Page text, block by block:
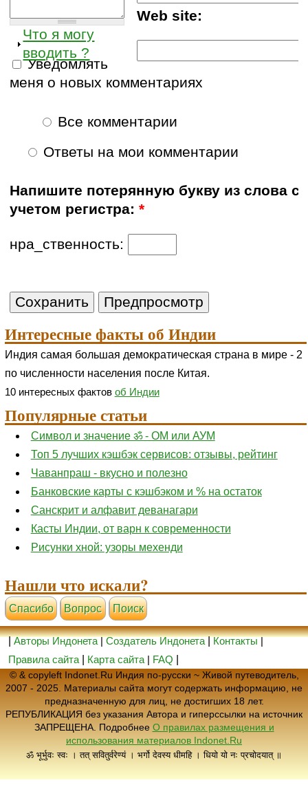
Web site:
Что я могу
вводить ?
Уведомлять
меня о новых комментариях
Все комментарии
Ответы на мои комментарии
Напишите потерянную букву из слова с
учетом регистра:*
нра_ственность:
Интересные факты об Индии
Индия самая большая демократическая страна в мире - 2
по численности населения после Китая.
10 интересных фактов об Индии
Популярные статьи
Символ и значение ॐ - ОМ или АУМ
Топ 5 лучших кэшбэк сервисов: отзывы, рейтинг
Чаванпраш - вкусно и полезно
Банковские карты с кэшбэком и % на остаток
Санскрит и алфавит деванагари
Касты Индии, от варн к современности
Рисунки хной: узоры мехенди
Нашли что искали?
Cпасибо Вопрос Поиск
|Авторы Индонета|Создатель Индонета|Контакты|
Правила сайта
Карта сайта | FAQ
© & copyleft Indonet.Ru Индия по-русски ~ Живой путеводитель,
2007 - 2025. Материалы сайта могут содержать информацию, не
предназначенную для лиц, не достигших 18 лет.
РЕПУБЛИКАЦИЯ без указания Автора и гиперссылки на источник
ЗАПРЕЩЕНА. Подробнее О правилах размещения и
использования материалов Indonet.Ru
ॐ भूर्भुवः स्वः । तत् सवितुर्वरेण्यं । भर्गो देवस्य धीमहि । धियो यो नः प्रचोदयात् ॥